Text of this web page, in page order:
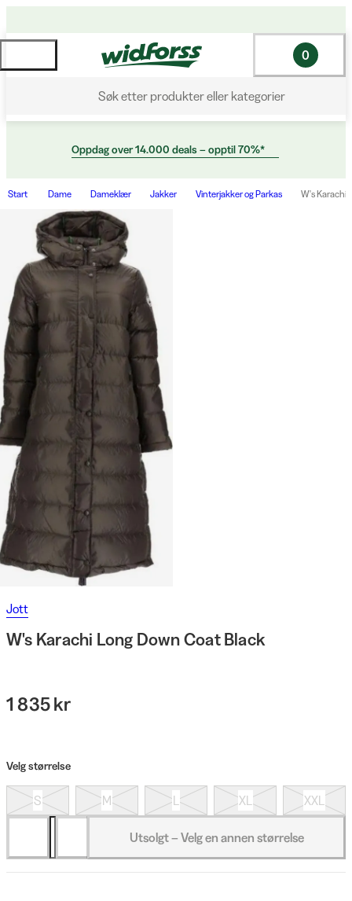
Søk etter produkter eller kategorier
0
Oppdag over 14.000 deals – opptil 70%*
Start Dame Dameklær Jakker Vinterjakker og Parkas W's Karachi
Jott
W's Karachi Long Down Coat Black
1 835 kr
Velg størrelse
S M L XL XXL
Utsolgt – Velg en annen størrelse